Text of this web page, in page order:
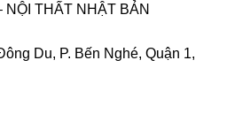
THẤT NHẬT BẢN
Du, P. Bến Nghé, Quận 1,